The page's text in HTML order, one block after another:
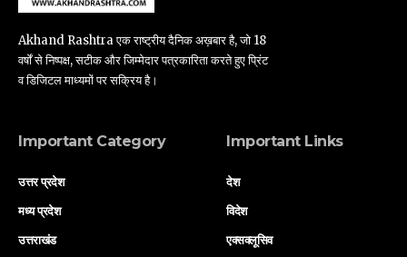
Akhand Rashtra एक राष्ट्रीय दैनिक अख़बार है, जो 18
वर्षों से निष्पक्ष, सटीक और जिम्मेदार पत्रकारिता करते हुए प्रिंट
व डिजिटल माध्यमों पर सक्रिय है।
Important Category
उत्तर प्रदेश
मध्य प्रदेश
उत्तराखंड
Important Links
देश
विदेश
एक्सक्लूसिव